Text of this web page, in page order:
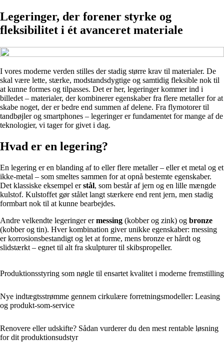
Legeringer, der forener styrke og
fleksibilitet i ét avanceret materiale
I vores moderne verden stilles der stadig større krav til materialer. De
skal være lette, stærke, modstandsdygtige og samtidig fleksible nok til
at kunne formes og tilpasses. Det er her, legeringer kommer ind i
billedet – materialer, der kombinerer egenskaber fra flere metaller for at
skabe noget, der er bedre end summen af delene. Fra flymotorer til
tandbøjler og smartphones – legeringer er fundamentet for mange af de
teknologier, vi tager for givet i dag.
Hvad er en legering?
En legering er en blanding af to eller flere metaller – eller et metal og et
ikke-metal – som smeltes sammen for at opnå bestemte egenskaber.
Det klassiske eksempel erstål, som består af jern og en lille mængde
kulstof. Kulstoffet gør stålet langt stærkere end rent jern, men stadig
formbart nok til at kunne bearbejdes.
Andre velkendte legeringer ermessing (kobber og zink) og bronze
(kobber og tin). Hver kombination giver unikke egenskaber: messing
er korrosionsbestandigt og let at forme, mens bronze er hårdt og
slidstærkt – egnet til alt fra skulpturer til skibspropeller.
Produktionsstyring som nøgle til ensartet kvalitet i moderne fremstilling
Nye indtægtsstrømme gennem cirkulære forretningsmodeller: Leasing
og produkt‑som‑service
Renovere eller udskifte? Sådan vurderer du den mest rentable løsning
for dit produktionsudstyr